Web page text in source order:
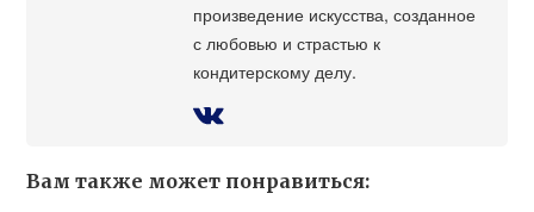
произведение искусства, созданное
с любовью и страстью к
кондитерскому делу.
Вам также может понравиться: